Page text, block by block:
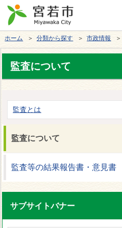
ホーム ＞分類から探す ＞市政情報 ＞
監査について
監査とは
監査について
監査等の結果報告書・意見書
サブサイトバナー